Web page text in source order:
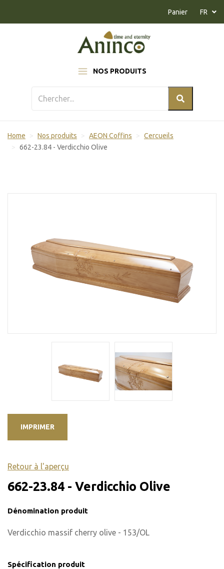
NOS PRODUITS
Panier FR
Home Nos produits AEON Coffins
Cercueils
662-23.84 - Verdicchio Olive
IMPRIMER
Retour à l'aperçu
662-23.84 - Verdicchio Olive
Dénomination produit
Verdicchio massif cherry olive - 153/OL
Spécification produit